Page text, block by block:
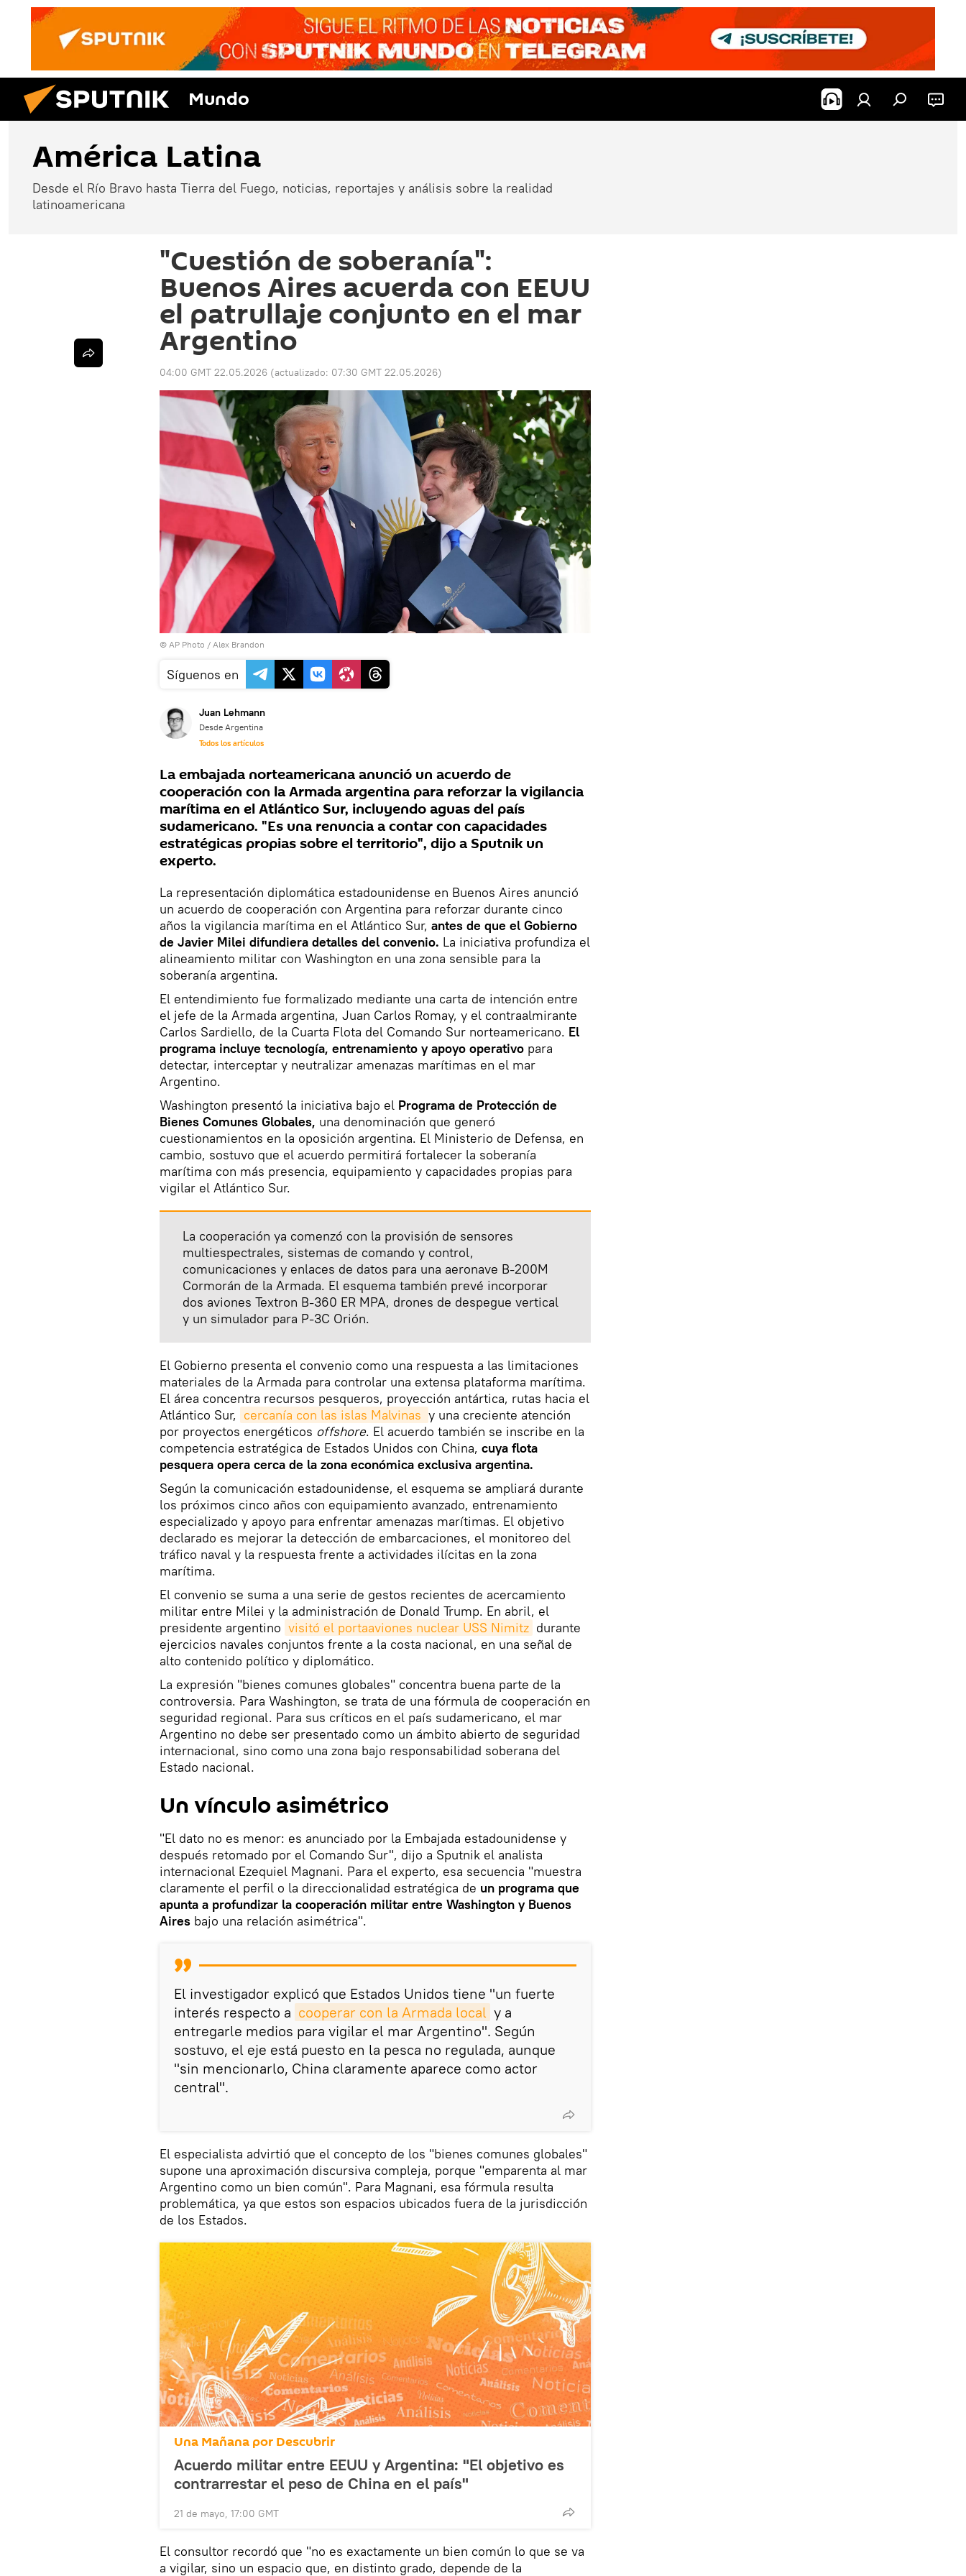
Mundo
América Latina
Desde el Río Bravo hasta Tierra del Fuego, noticias, reportajes y análisis sobre la realidad
latinoamericana
"Cuestión de soberanía":
Buenos Aires acuerda con EEUU
el patrullaje conjunto en el mar
Argentino
04:00 GMT 22.05.2026 (actualizado: 07:30 GMT 22.05.2026)
© AP Photo / Alex Brandon
Síguenos en
Juan Lehmann
Desde Argentina
Todos los artículos
La embajada norteamericana anunció un acuerdo de
cooperación con la Armada argentina para reforzar la vigilancia
marítima en el Atlántico Sur, incluyendo aguas del país
sudamericano. "Es una renuncia a contar con capacidades
estratégicas propias sobre el territorio", dijo a Sputnik un
experto.
La representación diplomática estadounidense en Buenos Aires anunció
un acuerdo de cooperación con Argentina para reforzar durante cinco
años la vigilancia marítima en el Atlántico Sur, antes de que el Gobierno
de Javier Milei difundiera detalles del convenio. La iniciativa profundiza el
alineamiento militar con Washington en una zona sensible para la
soberanía argentina.
El entendimiento fue formalizado mediante una carta de intención entre
el jefe de la Armada argentina, Juan Carlos Romay, y el contraalmirante
Carlos Sardiello, de la Cuarta Flota del Comando Sur norteamericano. El
programa incluye tecnología, entrenamiento y apoyo operativo para
detectar, interceptar y neutralizar amenazas marítimas en el mar
Argentino.
Washington presentó la iniciativa bajo el Programa de Protección de
Bienes Comunes Globales, una denominación que generó
cuestionamientos en la oposición argentina. El Ministerio de Defensa, en
cambio, sostuvo que el acuerdo permitirá fortalecer la soberanía
marítima con más presencia, equipamiento y capacidades propias para
vigilar el Atlántico Sur.
La cooperación ya comenzó con la provisión de sensores
multiespectrales, sistemas de comando y control,
comunicaciones y enlaces de datos para una aeronave B-200M
Cormorán de la Armada. El esquema también prevé incorporar
dos aviones Textron B-360 ER MPA, drones de despegue vertical
y un simulador para P-3C Orión.
El Gobierno presenta el convenio como una respuesta a las limitaciones
materiales de la Armada para controlar una extensa plataforma marítima.
El área concentra recursos pesqueros, proyección antártica, rutas hacia el
Atlántico Sur, cercanía con las islas Malvinas y una creciente atención
por proyectos energéticos offshore. El acuerdo también se inscribe en la
competencia estratégica de Estados Unidos con China, cuya flota
pesquera opera cerca de la zona económica exclusiva argentina.
Según la comunicación estadounidense, el esquema se ampliará durante
los próximos cinco años con equipamiento avanzado, entrenamiento
especializado y apoyo para enfrentar amenazas marítimas. El objetivo
declarado es mejorar la detección de embarcaciones, el monitoreo del
tráfico naval y la respuesta frente a actividades ilícitas en la zona
marítima.
El convenio se suma a una serie de gestos recientes de acercamiento
militar entre Milei y la administración de Donald Trump. En abril, el
presidente argentino visitó el portaaviones nuclear USS Nimitz durante
ejercicios navales conjuntos frente a la costa nacional, en una señal de
alto contenido político y diplomático.
La expresión "bienes comunes globales" concentra buena parte de la
controversia. Para Washington, se trata de una fórmula de cooperación en
seguridad regional. Para sus críticos en el país sudamericano, el mar
Argentino no debe ser presentado como un ámbito abierto de seguridad
internacional, sino como una zona bajo responsabilidad soberana del
Estado nacional.
Un vínculo asimétrico
"El dato no es menor: es anunciado por la Embajada estadounidense y
después retomado por el Comando Sur", dijo a Sputnik el analista
internacional Ezequiel Magnani. Para el experto, esa secuencia "muestra
claramente el perfil o la direccionalidad estratégica de un programa que
apunta a profundizar la cooperación militar entre Washington y Buenos
Aires bajo una relación asimétrica".
El investigador explicó que Estados Unidos tiene "un fuerte
interés respecto a cooperar con la Armada local y a
entregarle medios para vigilar el mar Argentino". Según
sostuvo, el eje está puesto en la pesca no regulada, aunque
"sin mencionarlo, China claramente aparece como actor
central".
El especialista advirtió que el concepto de los "bienes comunes globales"
supone una aproximación discursiva compleja, porque "emparenta al mar
Argentino como un bien común". Para Magnani, esa fórmula resulta
problemática, ya que estos son espacios ubicados fuera de la jurisdicción
de los Estados.
Una Mañana por Descubrir
Acuerdo militar entre EEUU y Argentina: "El objetivo es
contrarrestar el peso de China en el país"
21 de mayo, 17:00 GMT
El consultor recordó que "no es exactamente un bien común lo que se va
a vigilar, sino un espacio que, en distinto grado, depende de la